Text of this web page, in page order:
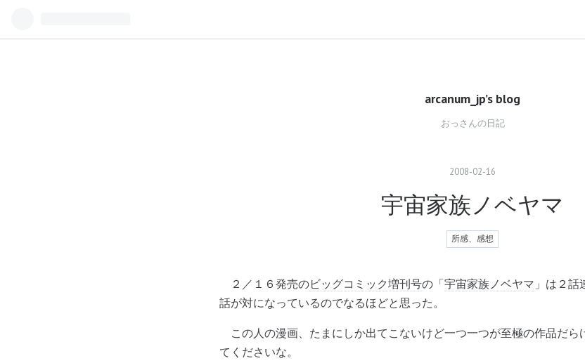
arcanum_jp’s blog
おっさんの日記
2008-02-16
宇宙家族ノベヤマ
所感、感想
２／１６発売のビッグコミック増刊号の「宇宙家族ノベヤマ 」は２
話が対になっているのでなるほどと思った。
この人の漫画、たまにしか出てこないけど一つ一つが至極の作品だら
てくださいな。